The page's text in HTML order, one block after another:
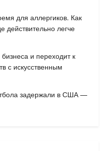
для аллергиков. Как
действительно легче
и переходит к
с искусственным
задержали в США —